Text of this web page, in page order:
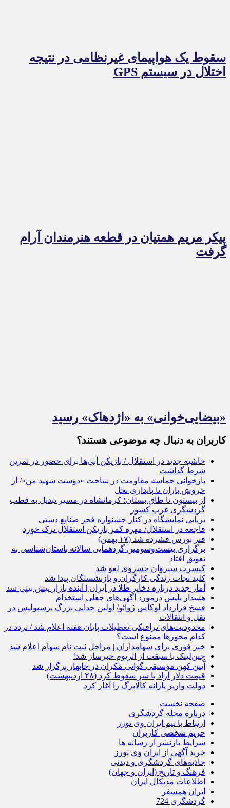
سقوط یک هواپیمای غیرنظامی در نتیجه
اختلال در سیستم‌ GPS
پیکر مریم همتیان در قطعه هنرمندان آرام
گرفت
«بیضایی‌خوانی» به «اژدهاک» رسید
کاربران به دنبال چه موضوعی هستند؟
حاشیه جدید در استقلال / بازیکن آبی‌ها برای حضور در تمرین
شرط گذاشت
بازخوانی حماسه مقاومت در ساحت «دوست شهید من»/ از
خروش باران تا پایداری نخل
از بیستون تا طاق بستان؛ کرمانشاه در مسیر تبدیل به قطب
گردشگری غرب کشور
برپایی نمایشگاه در کنار جشنواره فجر صنایع دستی
فاجعه در استقلال/ مهره کمر بازیکن استقلال ترک خورد
فنر بورس فشرده شد (۱۷ بهمن)
برگزاری بیست‌وسومین گردهم­ایی سالانه باستان­‌شناسی به
تعویق افتاد
کنسرت‌ سیروان خسروی لغو شد
کلید نجات زندگی کارگران و بازنشستگان پیدا شد
آمار جدید درباره ذخایر طلا در ایران | آینده بازار پیش بینی شد
هشدار پلیس درمورد آگهی‌های جعلی استخدام
فسخ قرارداد لوکاس ژوائو/ اولین جدایی بزرگ پرسپولیس در
نقل و انتقالات
محدودیت‌های ترافیکی تعطیلات پایان هفته اعلام شد / تردد در
کدام محورها ممنوع است؟
خبر فوری برای سهامداران | مراحل ثبت نام سهام اعلام شد
چین‌لینک با سبقت از اتریوم خبرساز شد!
آیین کهن موسیقی گواتی مَکران در چابهار برگزار شد
قیمت دلار آزاد با سر سقوط کرد (۲۸ اردیبهشت)
دولت واریز یارانه کالابرگ را آغاز کرد
صفحه نخست
درباره مجله گردشگری
ارتباط با تیم ایران وی تورز
حریم شخصی کاربران
شرایط بازنشر از رسانه ها
خرید آگهی از ایران وی تورز
جاذبه‌های گردشگری و دیدنی
فرهنگ و تاریخ (ایران و جهان)
اطلاعات مدیکال ایران
ایران همسفر
گردشگری 724